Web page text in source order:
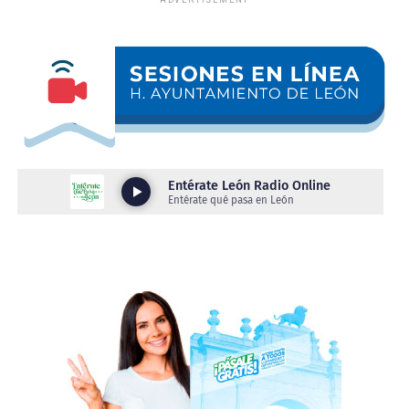
emprendimiento, con temas como marketing, redes
canales de venta.
Además, la estrategia contempla una tercera etapa de
vinculación y fortalecimiento empresarial, mediante
espacios de venta comercial, networking, vinculaciones
de crecimiento de sus proyectos.
indígena, entre junio de 2024 y julio de 2026 se
realizaron 30 exposiciones, ferias y eventos comerciales,
que registraron más de 400 participaciones de familias y
personas artesanas pertenecientes a los pueblos otomí,
náhuatl, mazahua, mixteco, wixárika, triqui y purépecha.
La Plaza Principal fue el escenario donde las y los
jóvenes ofrecieron de manera gratuita servicios de
aplicación de uñas de acrílico, barbería y alaciado
permanente, brindando atención a más de 250
Además, el evento contó con exhibiciones de globoflexia
Durante el evento, el director general del IMJU León,
Salvador Toledo Muñoz, destacó que este tipo de
iniciativas permiten a las juventudes descubrir su
talento y dar sus primeros pasos hacia un plan de vida.